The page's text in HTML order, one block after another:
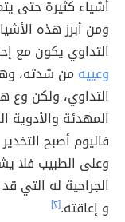
أشياء كثيرة حتى
ومن أبرز هذه
التداوي يكون مع
وعييه من شدته،
التداوي، ولكن وع
المهدئة والأدوية
فاليوم أصبح
وعلى الطبيب فلا
الجراحية له التي
و إعاقته.[٢]